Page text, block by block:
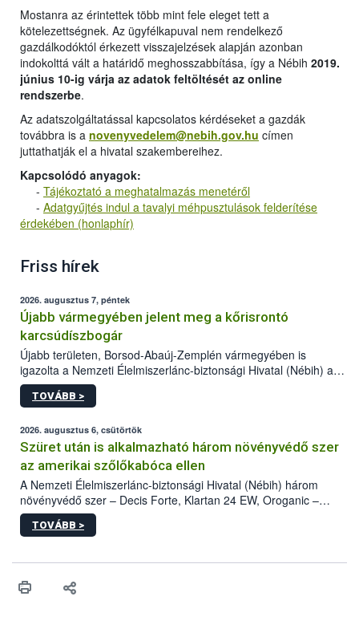
Mostanra az érintettek több mint fele eleget tett a
kötelezettségnek. Az ügyfélkapuval nem rendelkező
gazdálkodóktól érkezett visszajelzések alapján azonban
indokolttá vált a határidő meghosszabbítása, így a Nébih 2019.
június 10-ig várja az adatok feltöltését az online
rendszerbe.
Az adatszolgáltatással kapcsolatos kérdéseket a gazdák
továbbra is a novenyvedelem@nebih.gov.hu címen
juttathatják el a hivatal szakembereihez.
Kapcsolódó anyagok:
- Tájékoztató a meghatalmazás menetéről
- Adatgyűjtés indul a tavalyi méhpusztulások felderítése
érdekében (honlaphír)
Friss hírek
2026. augusztus 7, péntek
Újabb vármegyében jelent meg a kőrisrontó
karcsúdíszbogár
Újabb területen, Borsod-Abaúj-Zemplén vármegyében is
igazolta a Nemzeti Élelmiszerlánc-biztonsági Hivatal (Nébih) a
kőrisrontó karcsúdíszbogár (Agrilus planipennis) jelenlétét. A
kártevőt nem csak színcsapdában találták meg, de már fertőzött
az intenzív felderítést, emellett az intézkedéseket a szlovák
hatósággal is összehangolják a terjedés megállítása érdekében.
TOVÁBB >
2026. augusztus 6, csütörtök
Szüret után is alkalmazható három növényvédő szer
az amerikai szőlőkabóca ellen
A Nemzeti Élelmiszerlánc-biztonsági Hivatal (Nébih) három
növényvédő szer – Decis Forte, Klartan 24 EW, Oroganic –
engedélyokiratát módosította, így azok a szüretet követően,
egészen a vesszőérettség (BBCH 91) stádiumáig
érésű szőlőkben is legyen lehetőség a károsító elleni további
felhasználók számára is elérhető és ökológiai termesztésben is
TOVÁBB >